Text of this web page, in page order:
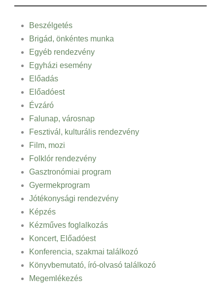
Beszélgetés
Brigád, önkéntes munka
Egyéb rendezvény
Egyházi esemény
Előadás
Előadóest
Évzáró
Falunap, városnap
Fesztivál, kulturális rendezvény
Film, mozi
Folklór rendezvény
Gasztronómiai program
Gyermekprogram
Jótékonysági rendezvény
Képzés
Kézműves foglalkozás
Koncert, Előadóest
Konferencia, szakmai találkozó
Könyvbemutató, író-olvasó találkozó
Megemlékezés